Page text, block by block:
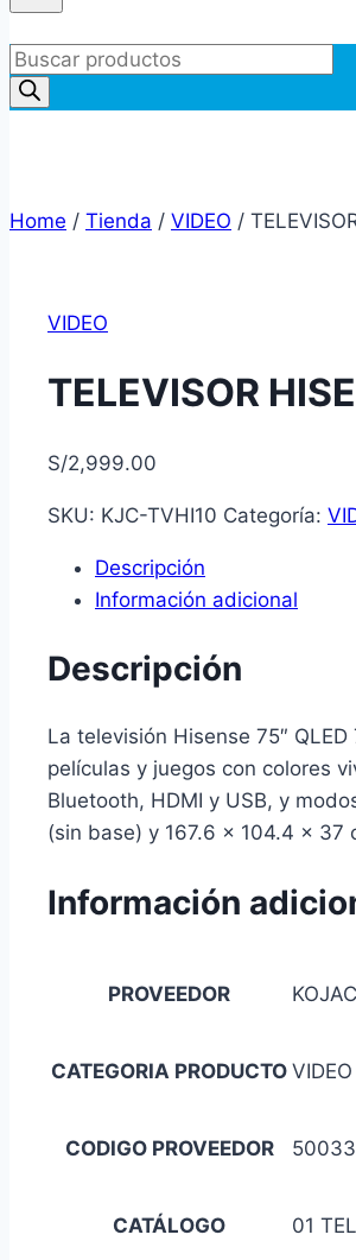
Products
search
Home / Tienda / VIDEO /
VIDEO
TELEVISOR
S/2,999.00
SKU: KJC-TVHI10 Categoría:
Descripción
Información adicional
Descripción
La televisión Hisense 75″
películas y juegos con colores
Bluetooth, HDMI y USB, y
(sin base) y 167.6 × 104.4 ×
Información
PROVEEDOR
CATEGORIA PRODUCTO VIDEO
CODIGO PROVEEDOR
CATÁLOGO 01